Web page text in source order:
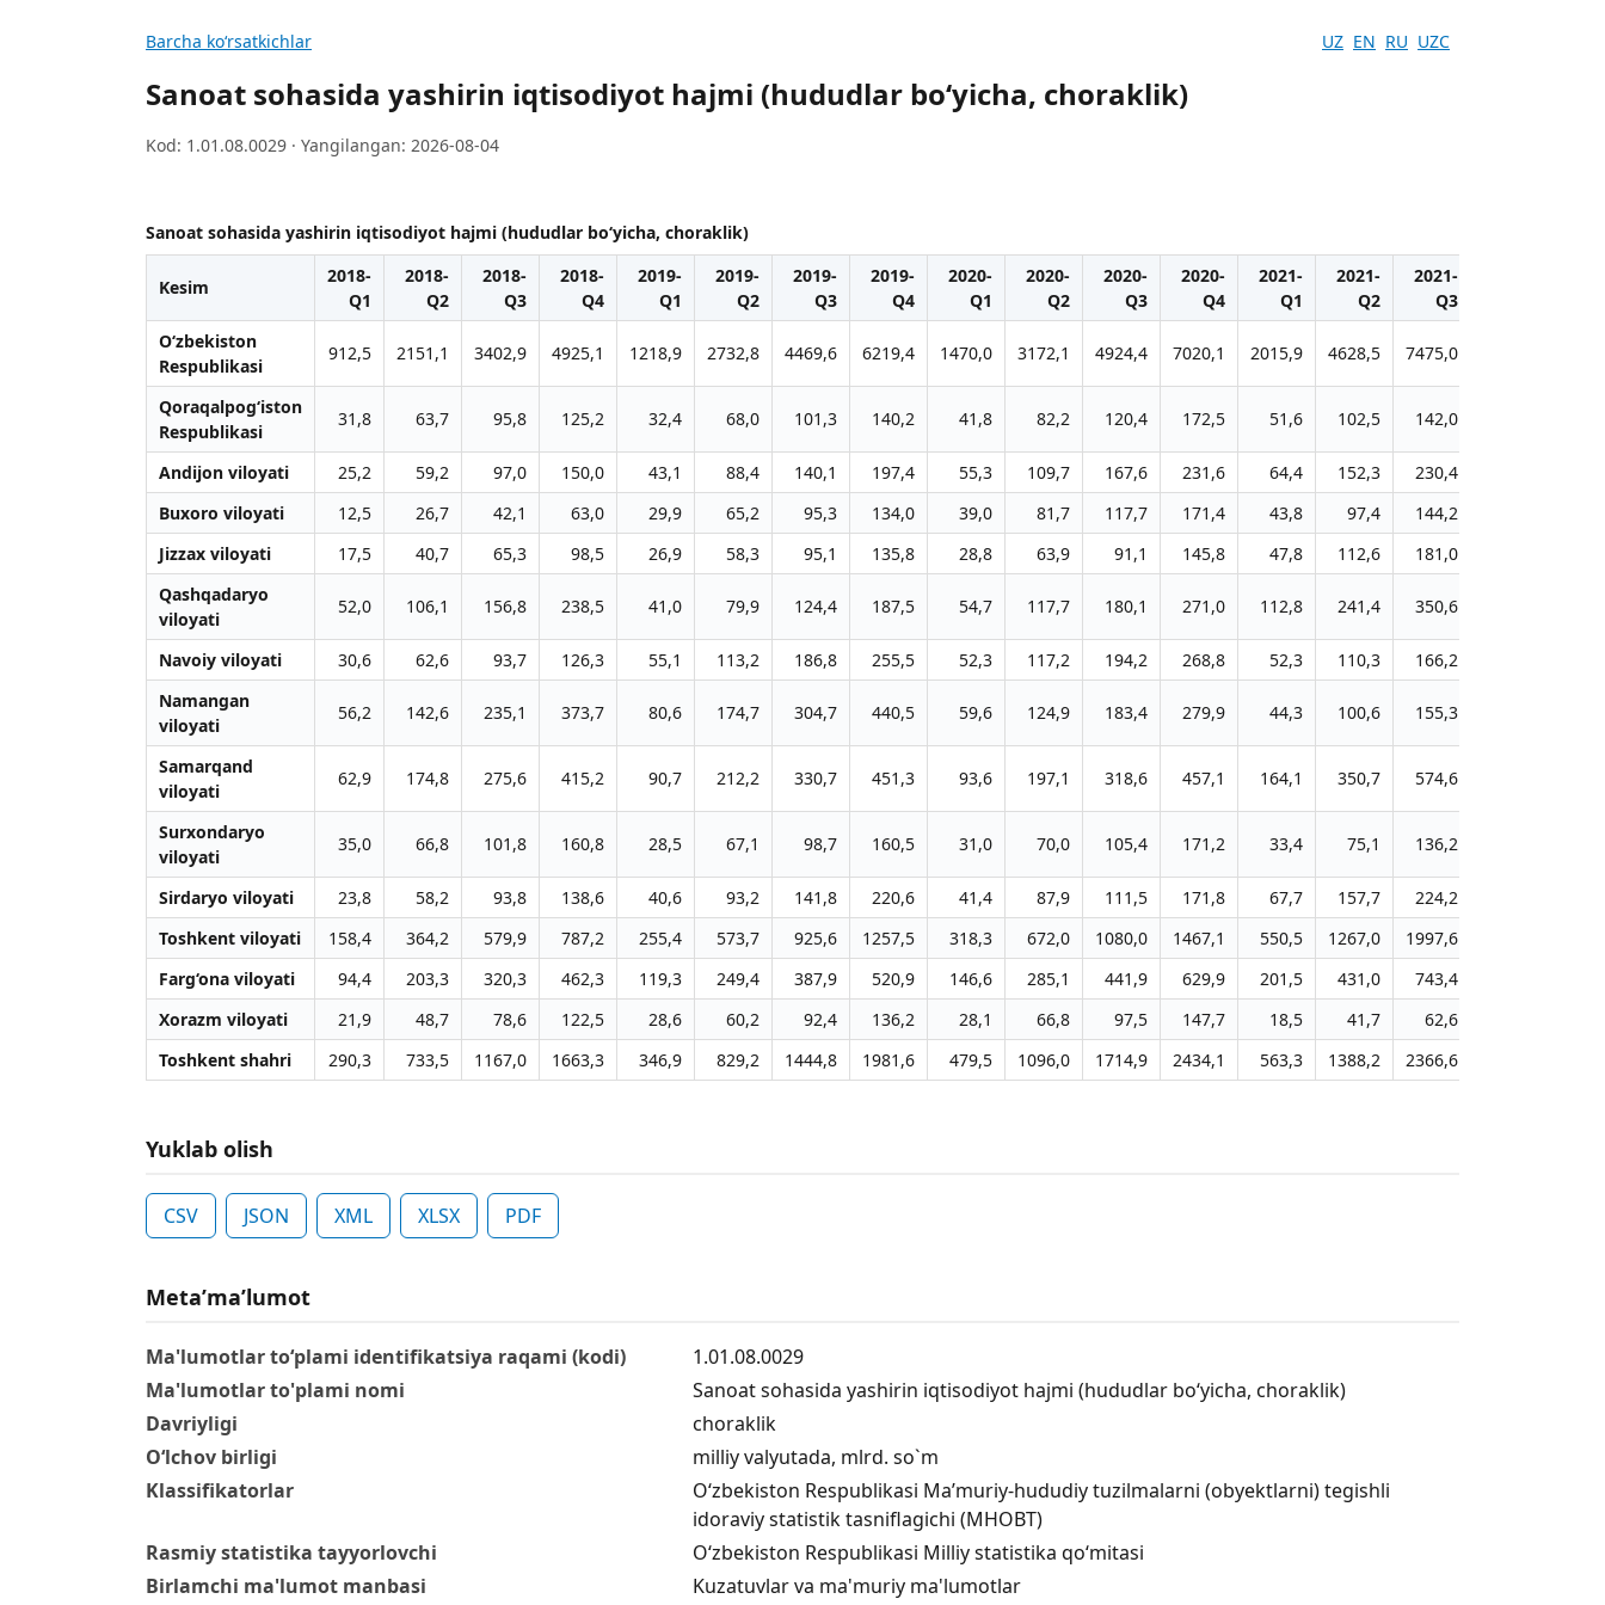
Barcha koʻrsatkichlar UZ EN RU UZC
Sanoat sohasida yashirin iqtisodiyot hajmi (hududlar boʻyicha, choraklik)
Kod: 1.01.08.0029 · Yangilangan: 2026-08-04
Sanoat sohasida yashirin iqtisodiyot hajmi (hududlar boʻyicha, choraklik)
Kesim
2018-
Q1
2018-
Q2
2018-
Q3
2018-
Q4
2019-
Q1
2019-
Q2
2019-
Q3
2019-
Q4
2020-
Q1
2020-
Q2
2020-
Q3
2020-
Q4
2021-
Q1
2021-
Q2
2021-
Q3
O‘zbekiston
Respublikasi
912,5 2151,1 3402,9 4925,1 1218,9 2732,8 4469,6 6219,4 1470,0 3172,1 4924,4 7020,1 2015,9 4628,5 7475,0
Qoraqalpog‘iston
Respublikasi
31,8 63,7 95,8 125,2 32,4 68,0 101,3 140,2 41,8 82,2 120,4 172,5 51,6 102,5 142,0
Andijon viloyati 25,2 59,2 97,0 150,0 43,1 88,4 140,1 197,4 55,3 109,7 167,6 231,6 64,4 152,3 230,4
Buxoro viloyati
12,5 26,7 42,1 63,0 29,9 65,2 95,3 134,0 39,0 81,7 117,7 171,4 43,8 97,4 144,2
Jizzax viloyati
17,5 40,7 65,3 98,5 26,9 58,3 95,1 135,8 28,8 63,9 91,1 145,8 47,8 112,6 181,0
Qashqadaryo
viloyati
52,0 106,1 156,8 238,5 41,0 79,9 124,4 187,5 54,7 117,7 180,1 271,0 112,8 241,4 350,6
Navoiy viloyati 30,6 62,6 93,7 126,3 55,1 113,2 186,8 255,5 52,3 117,2 194,2 268,8 52,3 110,3 166,2
Namangan
viloyati
56,2 142,6 235,1 373,7 80,6 174,7 304,7 440,5 59,6 124,9 183,4 279,9 44,3 100,6 155,3
Samarqand
viloyati
62,9 174,8 275,6 415,2 90,7 212,2 330,7 451,3 93,6 197,1 318,6 457,1 164,1 350,7 574,6
Surxondaryo
viloyati
35,0 66,8 101,8 160,8 28,5 67,1 98,7 160,5 31,0 70,0 105,4 171,2 33,4 75,1 136,2
Sirdaryo viloyati 23,8 58,2 93,8 138,6 40,6 93,2 141,8 220,6 41,4 87,9 111,5 171,8 67,7 157,7 224,2
Toshkent viloyati
158,4 364,2 579,9 787,2 255,4 573,7 925,6 1257,5 318,3 672,0 1080,0 1467,1 550,5 1267,0 1997,6
Farg‘ona viloyati
94,4 203,3 320,3 462,3 119,3 249,4 387,9 520,9 146,6 285,1 441,9 629,9 201,5 431,0 743,4
Xorazm viloyati
21,9 48,7 78,6 122,5 28,6 60,2 92,4 136,2 28,1 66,8 97,5 147,7 18,5 41,7 62,6
Toshkent shahri
290,3 733,5 1167,0 1663,3 346,9 829,2 1444,8 1981,6 479,5 1096,0 1714,9 2434,1 563,3 1388,2 2366,6
Yuklab olish
CSV JSON XML XLSX PDF
Metaʼmaʼlumot
Ma'lumotlar to‘plami identifikatsiya raqami (kodi)
1.01.08.0029
Ma'lumotlar to'plami nomi
Sanoat sohasida yashirin iqtisodiyot hajmi (hududlar boʻyicha, choraklik)
Davriyligi
choraklik
O‘lchov birligi
milliy valyutada, mlrd. so`m
Klassifikatorlar
Oʻzbekiston Respublikasi Maʼmuriy-hududiy tuzilmalarni (obyektlarni) tegishli
idoraviy statistik tasniflagichi (MHOBT)
Rasmiy statistika tayyorlovchi
O‘zbekiston Respublikasi Milliy statistika qo‘mitasi
Birlamchi ma'lumot manbasi
Kuzatuvlar va ma'muriy ma'lumotlar